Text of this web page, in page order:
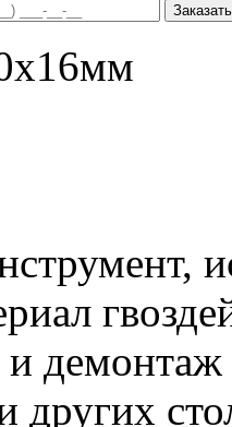
Заказать
и
других